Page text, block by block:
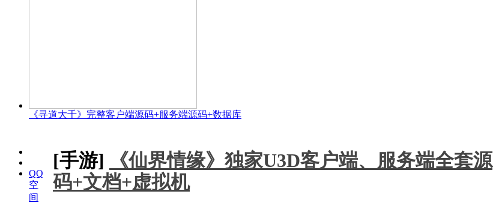
《寻道大千》完整客户端源码+服务端源码+数据库
QQ
空
间
[手游]
《仙界情缘》独家U3D客户端、服务端全套源
码+文档+虚拟机